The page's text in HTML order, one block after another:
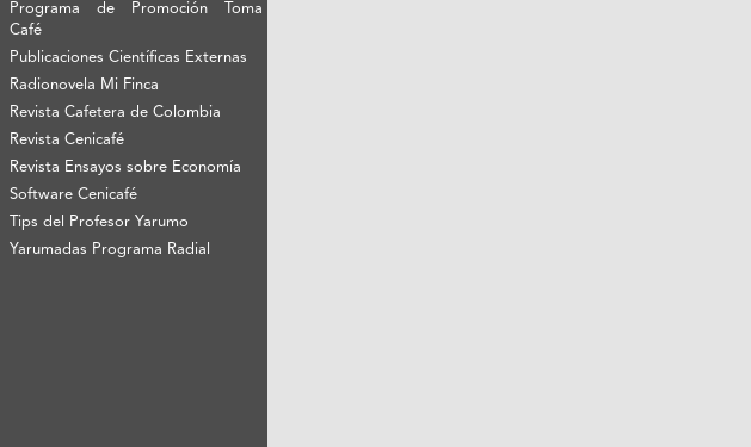
Programa de Promoción Toma
Café
Publicaciones Científicas Externas
Radionovela Mi Finca
Revista Cafetera de Colombia
Revista Cenicafé
Revista Ensayos sobre Economía
Software Cenicafé
Tips del Profesor Yarumo
Yarumadas Programa Radial